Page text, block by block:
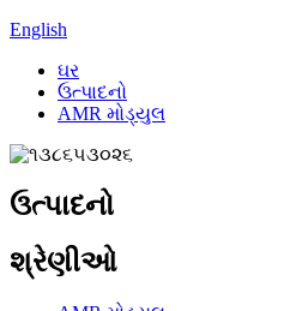
English
ઘર
ઉત્પાદનો
AMR મોડ્યુલ
ઉત્પાદનો
શ્રેણીઓ